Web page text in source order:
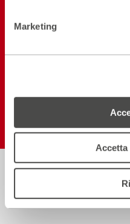
Marketing
Accetta
NEW! SCARICA L'APP
Seguici sui
utili
02.59995206